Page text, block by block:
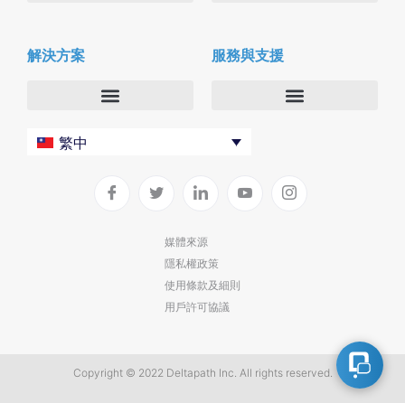
新聞中心
人才招募
合作夥伴
隱私與安全性
解決方案
企業
生產力工具
服務與支援
軟件下載
繁中
媒體來源
隱私權政策
使用條款及細則
用戶許可協議
Copyright © 2022 Deltapath Inc. All rights reserved.